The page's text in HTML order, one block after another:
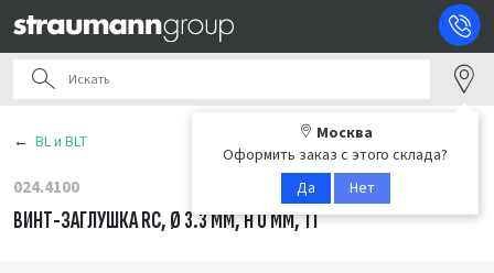
Москва
Оформить заказ с этого склада?
Да
Нет
BL и BLT
024.4100
ВИНТ-ЗАГЛУШКА RC, Ø 3.3 ММ, H 0 ММ, TI